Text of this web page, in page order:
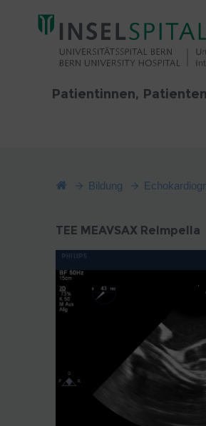
Patientinnen,
Bildung
TEE MEAVSAX ReImpella